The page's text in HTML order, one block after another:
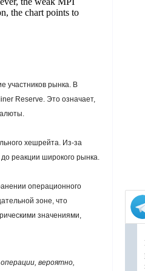
the chart points to
участников рынка. В
Reserve. Это означает,
хешрейта. Из-за
реакции широкого рынка.
операционного
зоне, что
значениями,
вероятно,